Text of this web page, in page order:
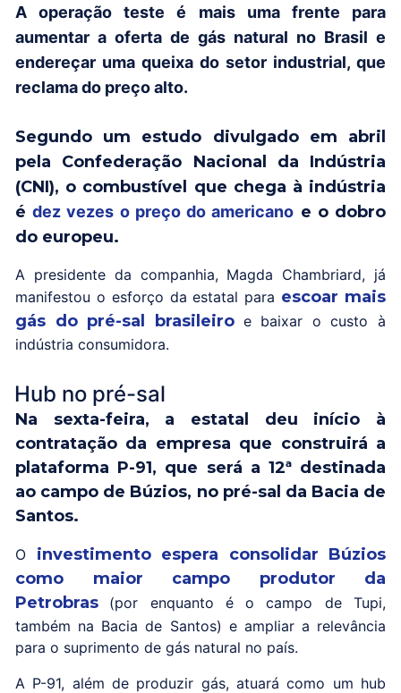
A operação teste é mais uma frente para
aumentar a oferta de gás natural no Brasil e
endereçar uma queixa do setor industrial, que
reclama do preço alto.
Segundo um estudo divulgado em abril
pela Confederação Nacional da Indústria
(CNI), o combustível que chega à indústria
é dez vezes o preço do americano e o dobro
do europeu.
A presidente da companhia, Magda Chambriard, já
manifestou o esforço da estatal para escoar mais
gás do pré-sal brasileiro e baixar o custo à
indústria consumidora.
Hub no pré-sal
Na sexta-feira, a estatal deu início à
contratação da empresa que construirá a
plataforma P-91, que será a 12ª destinada
ao campo de Búzios, no pré-sal da Bacia de
Santos.
O
investimento espera consolidar Búzios
como maior campo produtor da
Petrobras
(por enquanto é o campo de Tupi,
também na Bacia de Santos) e ampliar a relevância
para o suprimento de gás natural no país.
A P-91, além de produzir gás, atuará como um hub